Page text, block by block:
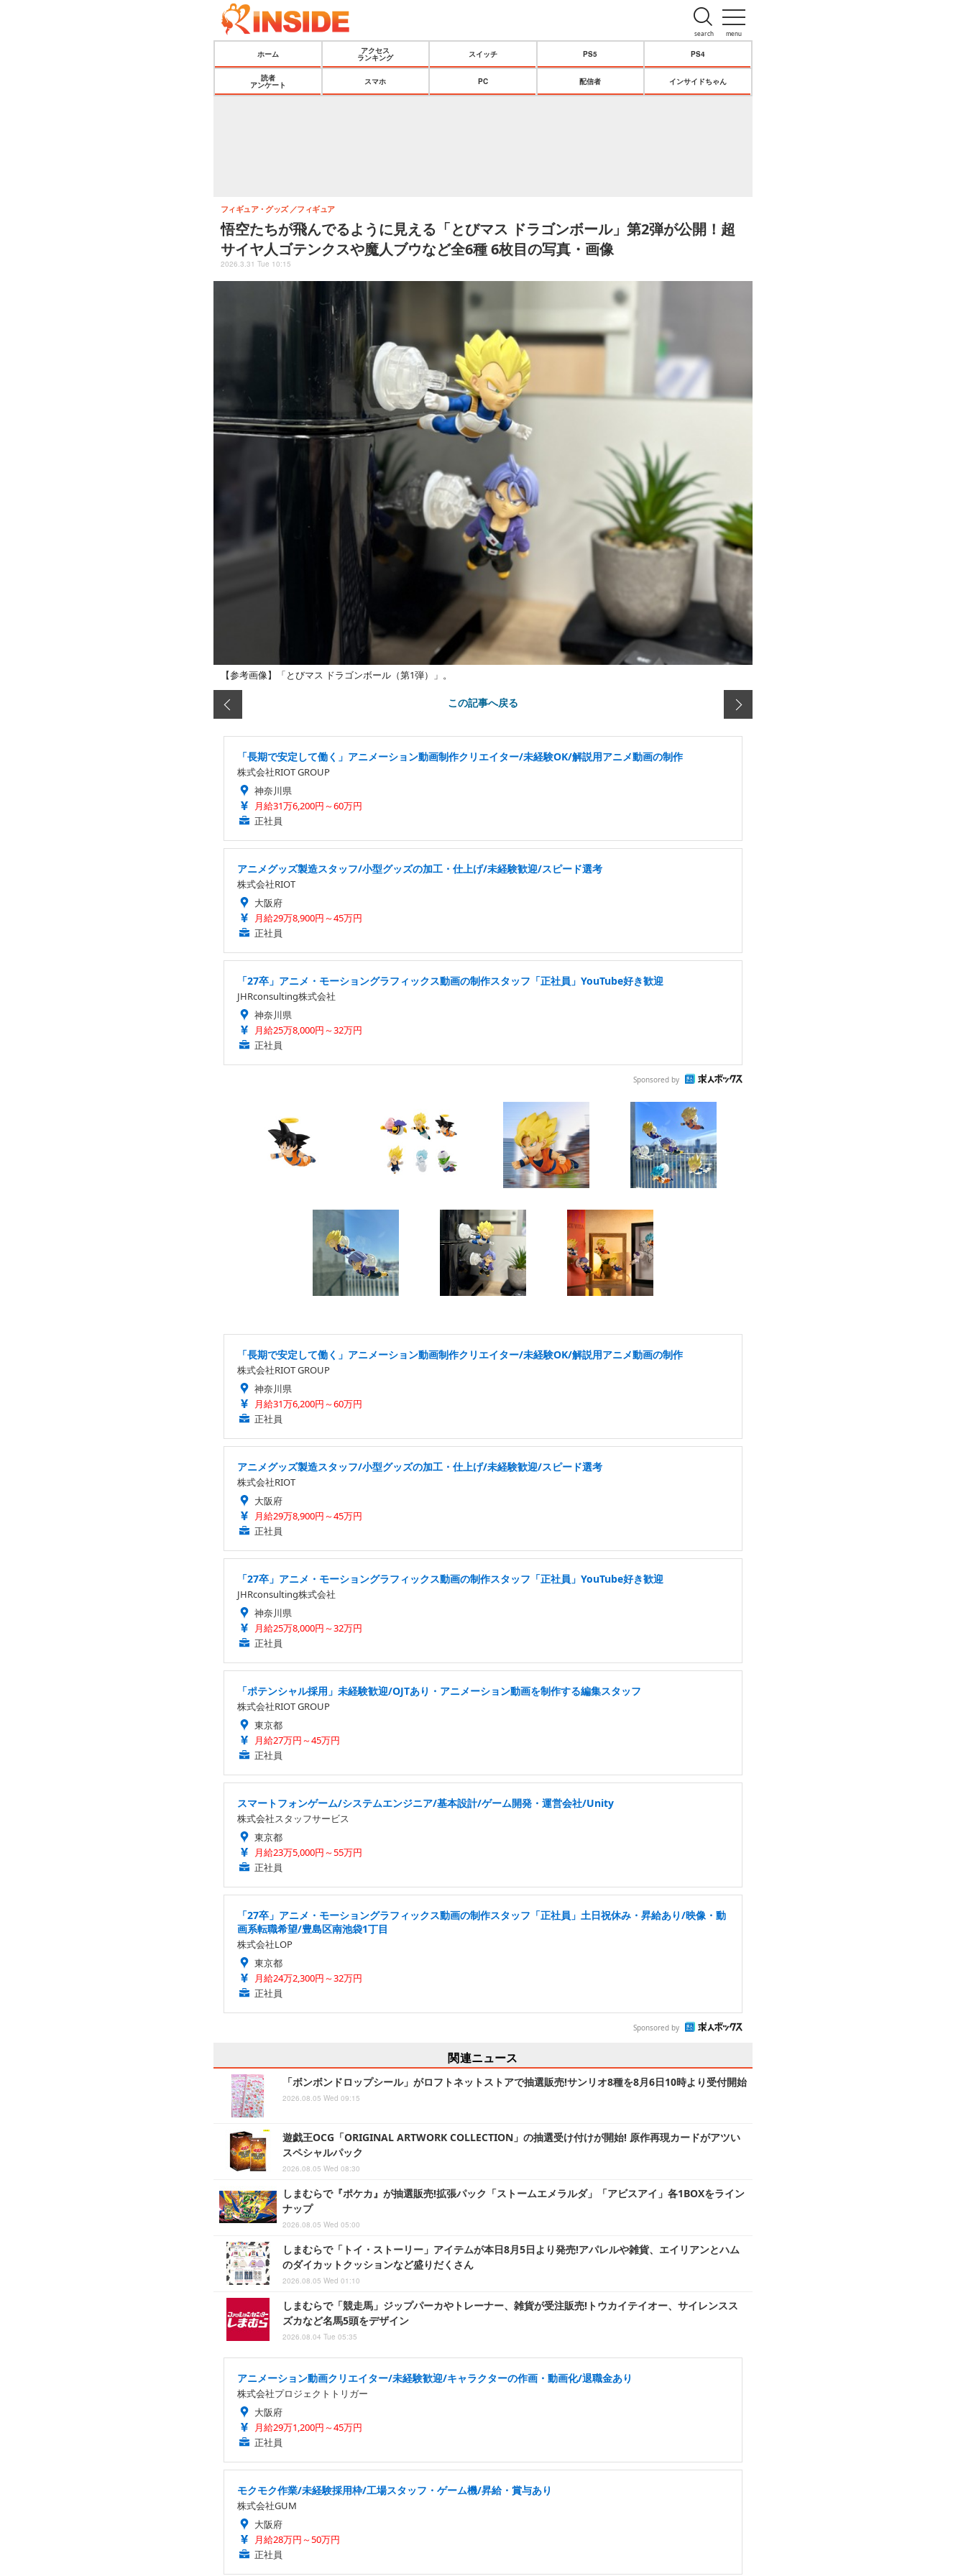
menu
search
ホーム
アクセス
ランキング
スイッチ PS5 PS4
読者
アンケート
スマホ PC 配信者 インサイドちゃん
悟空たちが飛んでるように見える「とびマス ドラゴンボール」第2弾が公開！超
サイヤ人ゴテンクスや魔人ブウなど全6種 6枚目の写真・画像
フィギュア・グッズ フィギュア
2026.3.31 Tue 10:15
【参考画像】「とびマス ドラゴンボール（第1弾）」。
この記事へ戻る
「長期で安定して働く」アニメーション動画制作クリエイター/未経験OK/解説用アニメ動画の制作
株式会社RIOT GROUP
神奈川県
月給31万6,200円～60万円
正社員
アニメグッズ製造スタッフ/小型グッズの加工・仕上げ/未経験歓迎/スピード選考
株式会社RIOT
大阪府
月給29万8,900円～45万円
正社員
「27卒」アニメ・モーショングラフィックス動画の制作スタッフ「正社員」YouTube好き歓迎
JHRconsulting株式会社
神奈川県
月給25万8,000円～32万円
正社員
Sponsored by
「長期で安定して働く」アニメーション動画制作クリエイター/未経験OK/解説用アニメ動画の制作
株式会社RIOT GROUP
神奈川県
月給31万6,200円～60万円
正社員
アニメグッズ製造スタッフ/小型グッズの加工・仕上げ/未経験歓迎/スピード選考
株式会社RIOT
大阪府
月給29万8,900円～45万円
正社員
「27卒」アニメ・モーショングラフィックス動画の制作スタッフ「正社員」YouTube好き歓迎
JHRconsulting株式会社
神奈川県
月給25万8,000円～32万円
正社員
「ポテンシャル採用」未経験歓迎/OJTあり・アニメーション動画を制作する編集スタッフ
株式会社RIOT GROUP
東京都
月給27万円～45万円
正社員
スマートフォンゲーム/システムエンジニア/基本設計/ゲーム開発・運営会社/Unity
株式会社スタッフサービス
東京都
月給23万5,000円～55万円
正社員
「27卒」アニメ・モーショングラフィックス動画の制作スタッフ「正社員」土日祝休み・昇給あり/映像・動
画系転職希望/豊島区南池袋1丁目
株式会社LOP
東京都
月給24万2,300円～32万円
正社員
Sponsored by
関連ニュース
「ボンボンドロップシール」がロフトネットストアで抽選販売!サンリオ8種を8月6日10時より受付開始
2026.08.05 Wed 09:15
遊戯王OCG「ORIGINAL ARTWORK COLLECTION」の抽選受け付けが開始! 原作再現カードがアツい
スペシャルパック
2026.08.05 Wed 08:30
しまむらで『ポケカ』が抽選販売!拡張パック「ストームエメラルダ」「アビスアイ」各1BOXをライン
ナップ
2026.08.05 Wed 05:00
しまむらで「トイ・ストーリー」アイテムが本日8月5日より発売!アパレルや雑貨、エイリアンとハム
のダイカットクッションなど盛りだくさん
2026.08.05 Wed 01:10
しまむらで「競走馬」ジップパーカやトレーナー、雑貨が受注販売!トウカイテイオー、サイレンスス
ズカなど名馬5頭をデザイン
2026.08.04 Tue 05:35
アニメーション動画クリエイター/未経験歓迎/キャラクターの作画・動画化/退職金あり
株式会社プロジェクトトリガー
大阪府
月給29万1,200円～45万円
正社員
モクモク作業/未経験採用枠/工場スタッフ・ゲーム機/昇給・賞与あり
株式会社GUM
大阪府
月給28万円～50万円
正社員